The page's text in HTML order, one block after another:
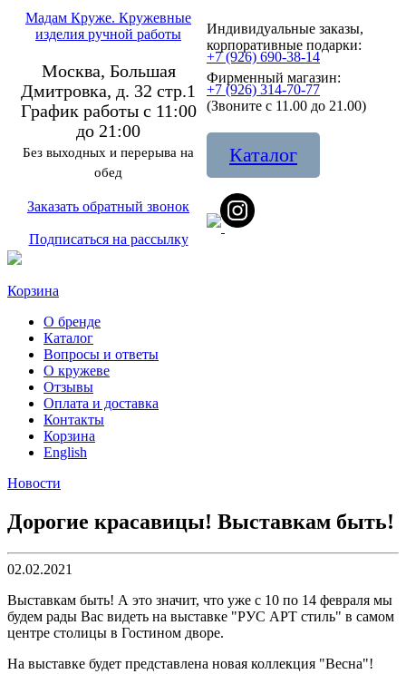
Мадам Круже. Кружевные
изделия ручной работы
Москва, Большая
Дмитровка, д. 32 стр.1
График работы с 11:00
до 21:00
Без выходных и перерыва на
обед
Заказать обратный звонок
Подписаться на рассылку
Индивидуальные заказы,
корпоративные подарки:
+7 (926) 690-38-14
Фирменный магазин:
+7 (926) 314-70-77
(Звоните с 11.00 до 21.00)
Каталог
Корзина
О бренде
Каталог
Вопросы и ответы
О кружеве
Отзывы
Оплата и доставка
Контакты
Корзина
English
Новости
Дорогие красавицы! Выставкам быть!
02.02.2021
Выставкам быть! А это значит, что уже с 10 по 14 февраля мы
будем рады Вас видеть на выставке "РУС АРТ стиль" в самом
центре столицы в Гостином дворе.
На выставке будет представлена новая коллекция "Весна"!